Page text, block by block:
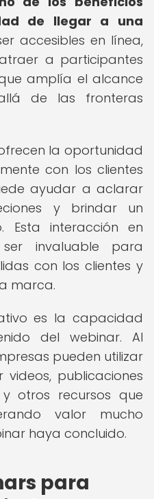
de llegar a una
accesibles en línea,
a participantes
amplía el alcance
de las fronteras
la oportunidad
con los clientes
ayudar a aclarar
y brindar un
Esta interacción en
invaluable para
con los clientes y
marca.
es la capacidad
del webinar. Al
pueden utilizar
publicaciones
otros recursos que
valor mucho
haya concluido.
para